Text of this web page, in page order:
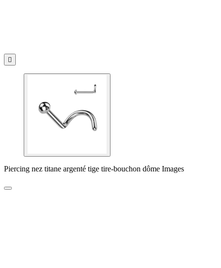

Piercing nez titane argenté tige tire-bouchon dôme Images